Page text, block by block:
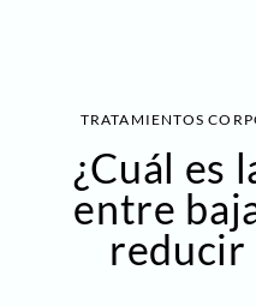
TRATAMIENTOS
¿Cuál es
entre
reducir